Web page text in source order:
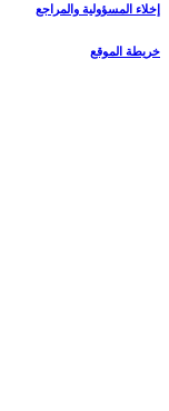
إخلاء المسؤولية والمراجع
خريطة الموقع